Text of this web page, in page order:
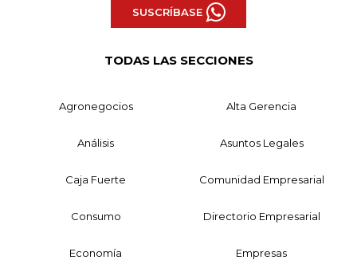
SUSCRÍBASE
TODAS LAS SECCIONES
Agronegocios Alta Gerencia
Análisis Asuntos Legales
Caja Fuerte Comunidad Empresarial
Consumo Directorio Empresarial
Economía Empresas